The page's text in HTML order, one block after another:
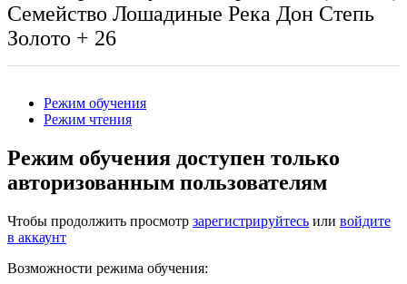
Семейство Лошадиные Река Дон Степь
Золото + 26
Режим обучения
Режим чтения
Режим обучения доступен только
авторизованным пользователям
Чтобы продолжить просмотр зарегистрируйтесь или войдите
в аккаунт
Возможности режима обучения: